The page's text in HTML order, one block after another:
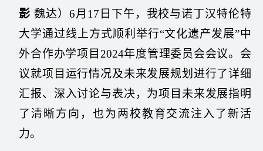
影 魏达）6月17日下午，我校与诺丁汉特伦特
大学通过线上方式顺利举行“文化遗产发展”中
外合作办学项目2024年度管理委员会会议。会
议就项目运行情况及未来发展规划进行了详细
汇报、深入讨论与表决，为项目未来发展指明
了清晰方向，也为两校教育交流注入了新活
力。